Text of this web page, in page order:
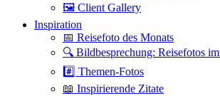
🖼 Client Gallery
Inspiration
📅 Reisefoto des Monats
🔍 Bildbesprechung: Reisefotos
#️⃣ Themen-Fotos
📖 Inspirierende Zitate